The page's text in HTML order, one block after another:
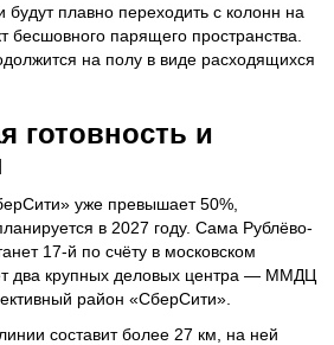
плавно переходить с колонн на
бесшовного парящего пространства.
на полу в виде расходящихся
готовность и
уже превышает 50%,
в 2027 году. Сама Рублёво-
17-й по счёту в московском
два крупных деловых центра — ММДЦ
район «СберСити».
составит более 27 км, на ней